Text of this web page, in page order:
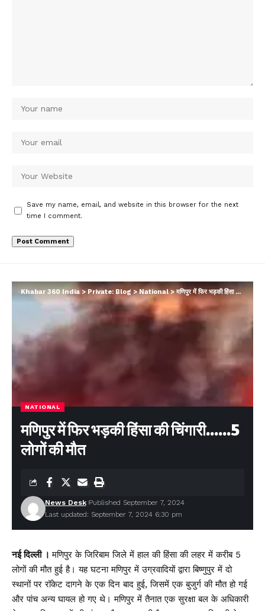
Save my name, email, and website in this browser for the next
time I comment.
Khabar 360 India>Private: Blog>National>मणिपुर में फिर भड़की हिंसा की चिंगारी……5 लोगों की मौत
NATIONAL
मणिपुर में फिर भड़की हिंसा की चिंगारी……5
लोगों की मौत
Last updated: September 7, 2024 6:30 pm
News Desk Published September 7, 2024
नई दिल्ली ।मणिपुर के जिरिबाम जिले में हाल की हिंसा की लहर में करीब 5
लोगों की मौत हुई है। यह घटना मणिपुर में उग्रवादियों द्वारा बिष्णुपुर में दो
स्थानों पर रॉकेट दागने के एक दिन बाद हुई, जिसमें एक बुजुर्ग की मौत हो गई
और पांच अन्य घायल हो गए थे। मणिपुर में तैनात एक सुरक्षा बल के अधिकारी